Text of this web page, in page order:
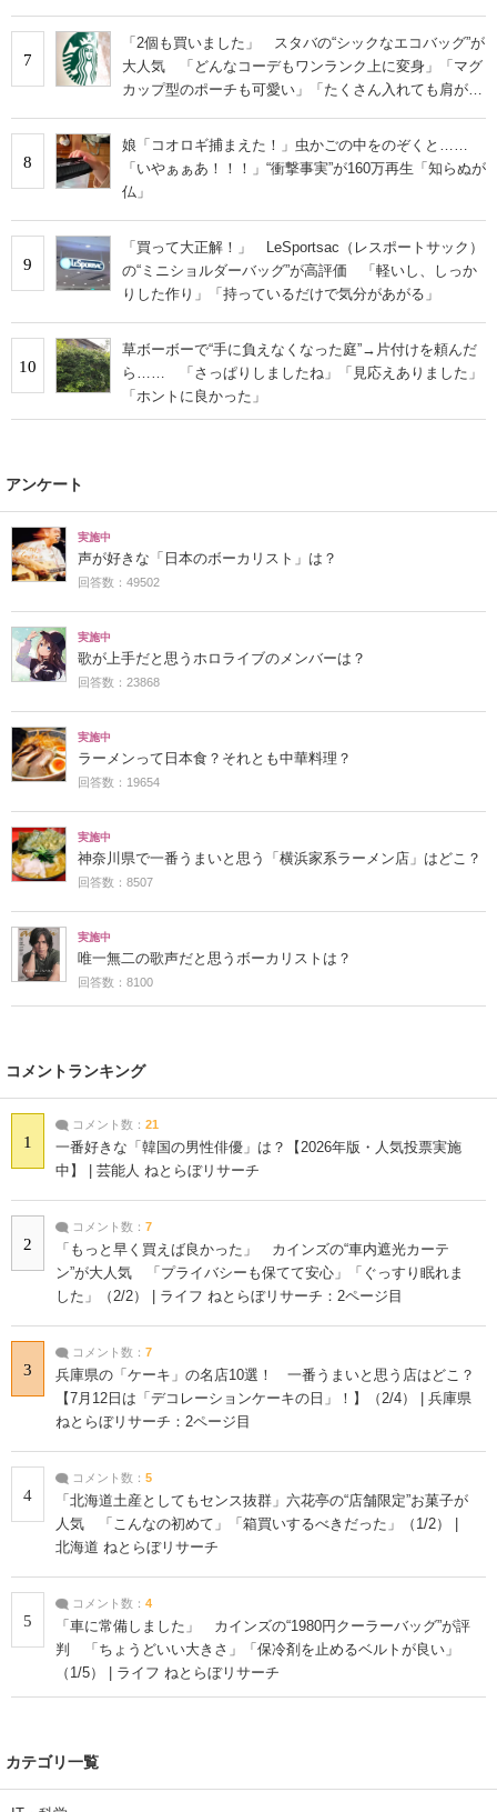
7
「2個も買いました」 スタバの“シックなエコバッグ”が
大人気 「どんなコーデもワンランク上に変身」「マグ
カップ型のポーチも可愛い」「たくさん入れても肩が痛
8
娘「コオロギ捕まえた！」虫かごの中をのぞくと……
「いやぁぁあ！！！」“衝撃事実”が160万再生「知らぬが
仏」
9
「買って大正解！」 LeSportsac（レスポートサック）
の“ミニショルダーバッグ”が高評価 「軽いし、しっか
りした作り」「持っているだけで気分があがる」
10
草ボーボーで“手に負えなくなった庭”→片付けを頼んだ
ら…… 「さっぱりしましたね」「見応えありました」
「ホントに良かった」
アンケート
実施中
声が好きな「日本のボーカリスト」は？
回答数：49502
実施中
歌が上手だと思うホロライブのメンバーは？
回答数：23868
実施中
ラーメンって日本食？それとも中華料理？
回答数：19654
実施中
神奈川県で一番うまいと思う「横浜家系ラーメン店」はどこ？
回答数：8507
実施中
唯一無二の歌声だと思うボーカリストは？
回答数：8100
コメントランキング
1
コメント数： 21
一番好きな「韓国の男性俳優」は？【2026年版・人気投票実施
中】 | 芸能人 ねとらぼリサーチ
2
コメント数： 7
「もっと早く買えば良かった」 カインズの“車内遮光カーテ
ン”が大人気 「プライバシーも保てて安心」「ぐっすり眠れま
した」（2/2） | ライフ ねとらぼリサーチ：2ページ目
3
コメント数： 7
兵庫県の「ケーキ」の名店10選！ 一番うまいと思う店はどこ？
【7月12日は「デコレーションケーキの日」！】（2/4） | 兵庫県
ねとらぼリサーチ：2ページ目
4
コメント数： 5
「北海道土産としてもセンス抜群」六花亭の“店舗限定”お菓子が
人気 「こんなの初めて」「箱買いするべきだった」（1/2） |
北海道 ねとらぼリサーチ
5
コメント数： 4
「車に常備しました」 カインズの“1980円クーラーバッグ”が評
判 「ちょうどいい大きさ」「保冷剤を止めるベルトが良い」
（1/5） | ライフ ねとらぼリサーチ
カテゴリ一覧